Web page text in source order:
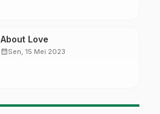
About Love
calendar_monthSen, 15 Mei 2023